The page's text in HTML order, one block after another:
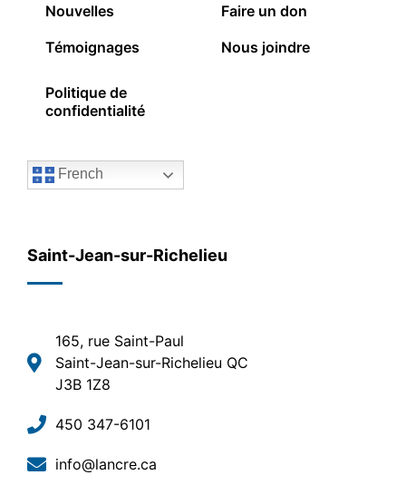
Nouvelles
Témoignages
Faire un don
Nous joindre
Politique de
confidentialité
French
Saint-Jean-sur-Richelieu
165, rue Saint-Paul
Saint-Jean-sur-Richelieu QC
J3B 1Z8
450 347-6101
info@lancre.ca